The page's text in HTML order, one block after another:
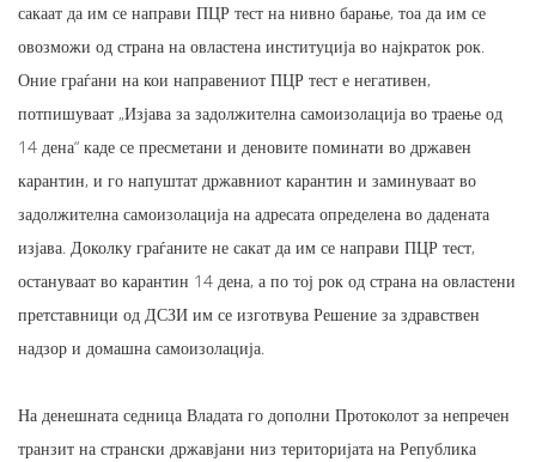
сакаат да им се направи ПЦР тест на нивно барање, тоа да им се
овозможи од страна на овластена институција во најкраток рок.
Оние граѓани на кои направениот ПЦР тест е негативен,
потпишуваат „Изјава за задолжителна самоизолација во траење од
14 дена“ каде се пресметани и деновите поминати во државен
карантин, и го напуштат државниот карантин и заминуваат во
задолжителна самоизолација на адресата определена во дадената
изјава. Доколку граѓаните не сакат да им се направи ПЦР тест,
остануваат во карантин 14 дена, а по тој рок од страна на овластени
претставници од ДСЗИ им се изготвува Решение за здравствен
надзор и домашна самоизолација.
На денешната седница Владата го дополни Протоколот за непречен
транзит на странски државјани низ територијата на Република